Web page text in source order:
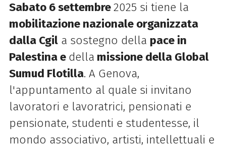
Sabato 6 settembre2025 si tiene la
mobilitazione nazionale organizzata
dalla Cgila sostegno della pace in
Palestina e della missione della Global
Sumud Flotilla. A Genova,
l'appuntamento al quale si invitano
lavoratori e lavoratrici, pensionati e
pensionate, studenti e studentesse, il
mondo associativo, artisti, intellettuali e